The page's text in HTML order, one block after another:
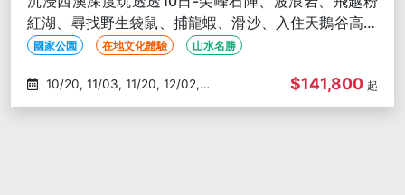
紅湖、尋找野生袋鼠、捕龍蝦、滑沙、入住天鵝谷高球
度假村
國家公園 在地文化體驗 山水名勝
01/06
$141,800 起